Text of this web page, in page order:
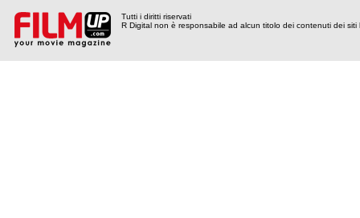
Tutti i diritti riservati
R Digital non è responsabile ad alcun titolo dei contenuti dei siti